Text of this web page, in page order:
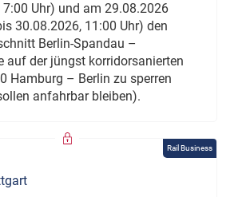
7:00 Uhr) und am 29.08.2026
30.08.2026, 11:00 Uhr) den
Berlin-Spandau –
auf der jüngst korridorsanierten
Hamburg – Berlin zu sperren
anfahrbar bleiben).
Rail Business